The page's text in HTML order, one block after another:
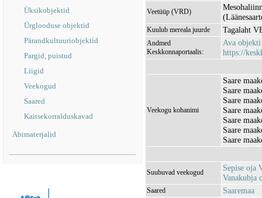
Üksikobjektid
Ürglooduse objektid
Pärandkultuuriobjektid
Pargid, puistud
Liigid
Veekogud
Saared
Kaitsekorralduskavad
Abimaterjalid
Veetüüp (VRD)
Kuulub mereala juurde Tagalaht
Andmed
Keskkonnaportaalis:
Ava objekti
https://
Veekogu kohanimi
Saare
Saare
Saare
Saare
Saare
Saare
Saare
Suubuvad veekogud
Sepise oja
Vanakubja
Saared Saaremaa